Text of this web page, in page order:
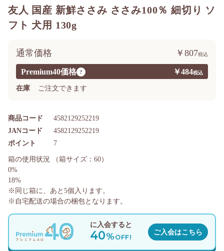
友人 国産 新鮮ささみ ささみ100％ 細切り ソ
フト 犬用 130g
Premium40価格 ? ￥484
通常価格 ￥807
在庫 ご注文できます
商品コード 4582129252219
ポイント 7
JANコード 4582129252219
に入会すると
40%OFF!
ご入会はこちら
箱の使用状況
（箱サイズ：60）
0%
18%
※同じ箱に、あと 5個入ります。
※自宅配送の場合の梱包となります。